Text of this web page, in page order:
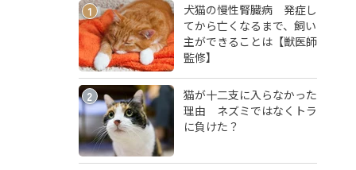
1
犬猫の慢性腎臓病 発症し
てから亡くなるまで、飼い
主ができることは【獣医師
監修】
2
猫が十二支に入らなかった
理由 ネズミではなくトラ
に負けた？